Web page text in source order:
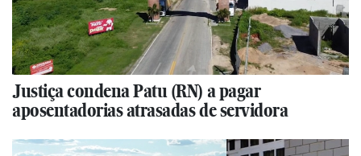
Justiça condena Patu (RN) a pagar
aposentadorias atrasadas de servidora